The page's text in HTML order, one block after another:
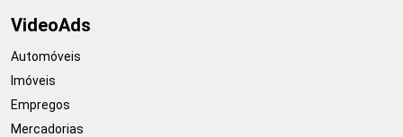
VideoAds
Automóveis
Imóveis
Empregos
Mercadorias